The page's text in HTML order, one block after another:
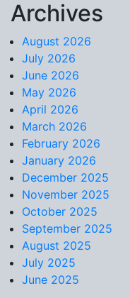
Skip to content
Archives
August 2026
July 2026
June 2026
May 2026
April 2026
March 2026
February 2026
January 2026
December 2025
November 2025
October 2025
September 2025
August 2025
July 2025
June 2025